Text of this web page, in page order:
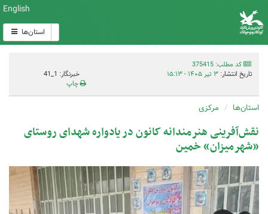
English
استان‌ها
کد مطلب: 375415
تاریخ انتشار: ۳ تیر ۱۴۰۵ - ۱۵:۱۳
خبرنگار: 1_41
چاپ
استان‌ها مرکزی
نقش‌آفرینی هنرمندانه کانون در یادواره شهدای روستای
«شهرمیزان» خمین